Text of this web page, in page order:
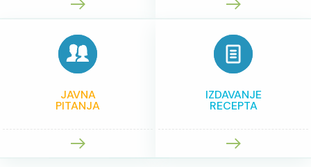
JAVNA
PITANJA
IZDAVANJE
RECEPTA